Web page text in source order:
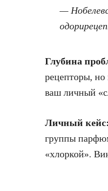
—
Глубина
рецепторы, но
ваш личный
Личный кейс:
группы
«хлоркой».